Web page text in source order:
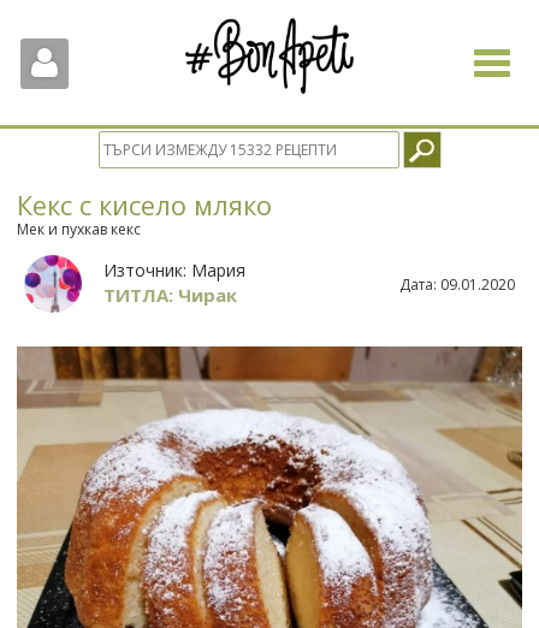
Toggle
Кекс с кисело мляко
Мек и пухкав кекс
Източник: Мария
ТИТЛА: Чирак Дата: 09.01.2020